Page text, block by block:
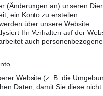
(Änderungen an) unseren
ein Konto zu erstellen
über unsere Website
Ihr Verhalten auf der
auch
Website (z. B. die
Daten, damit Sie diese